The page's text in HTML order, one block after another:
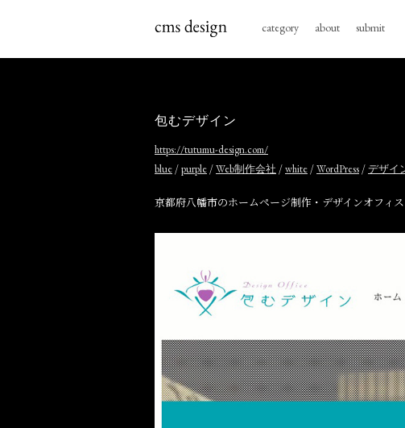
category about submit
包むデザイン
https://tutumu-design.com/
blue /purple /Web制作会社 /white /WordPress /デザイ
京都府八幡市のホームページ制作・デザインオフィ